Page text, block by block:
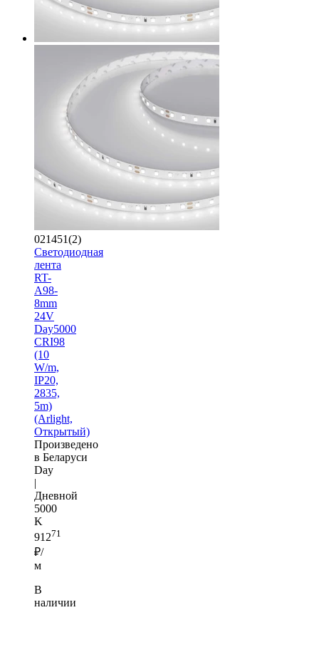
021451(2)
Светодиодная
лента
RT-
A98-
8mm
24V
Day5000
CRI98
(10
W/m,
IP20,
2835,
5m)
(Arlight,
Открытый)
Произведено
в Беларуси
Day
|
Дневной
5000
K
91271
₽/
м
В
наличии